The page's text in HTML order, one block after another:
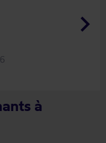
keyboard_arrow_right
à